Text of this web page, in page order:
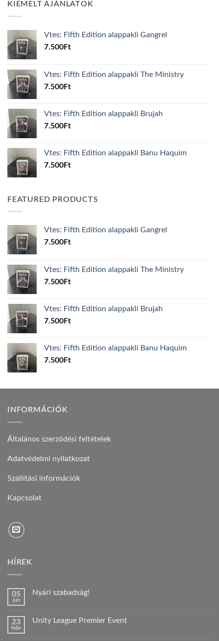
KIEMELT AJÁNLATOK
Vtes: Fifth Edition alappakli Gangrel
7.500Ft
Vtes: Fifth Edition alappakli The Ministry
7.500Ft
Vtes: Fifth Edition alappakli Brujah
7.500Ft
Vtes: Fifth Edition alappakli Banu Haquim
7.500Ft
FEATURED PRODUCTS
Vtes: Fifth Edition alappakli Gangrel
7.500Ft
Vtes: Fifth Edition alappakli The Ministry
7.500Ft
Vtes: Fifth Edition alappakli Brujah
7.500Ft
Vtes: Fifth Edition alappakli Banu Haquim
7.500Ft
INFORMÁCIÓK
Általános szerződési feltételek
Adatvédelmi nyilatkozat
Szállítási információk
Kapcsolat
HÍREK
05
jún
Nyári szabadság!
Nyári
23
febr
Unity League Premier Event